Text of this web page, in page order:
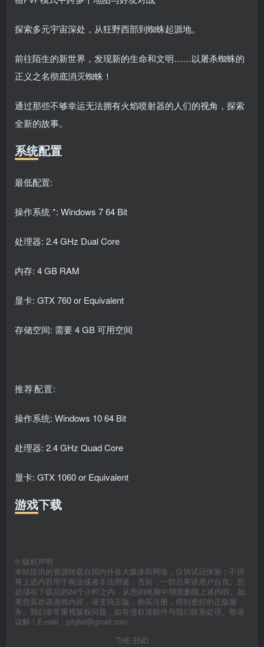
探索多元宇宙深处，从狂野西部到蜘蛛起源地。
前往陌生的新世界，发现新的生命和文明……以屠杀蜘蛛的
正义之名彻底消灭蜘蛛！
通过那些不够幸运无法拥有火焰喷射器的人们的视角，探索
全新的故事。
系统配置
最低配置:
操作系统 *: Windows 7 64 Bit
处理器: 2.4 GHz Dual Core
内存: 4 GB RAM
显卡: GTX 760 or Equivalent
存储空间: 需要 4 GB 可用空间
推荐配置:
操作系统: Windows 10 64 Bit
处理器: 2.4 GHz Quad Core
显卡: GTX 1060 or Equivalent
游戏下载
© 版权声明
本站提供的资源转载自国内外各大媒体和网络，仅供试玩体验；不得
将上述内容用于商业或者非法用途，否则，一切后果请用户自负。您
必须在下载后的24个小时之内，从您的电脑中彻底删除上述内容。如
果您喜欢该游戏内容，请支持正版，购买注册，得到更好的正版服
务。我们非常重视版权问题，如有侵权请邮件与我们联系处理。敬请
谅解！E-mail：jctgfei@gmail.com
THE END